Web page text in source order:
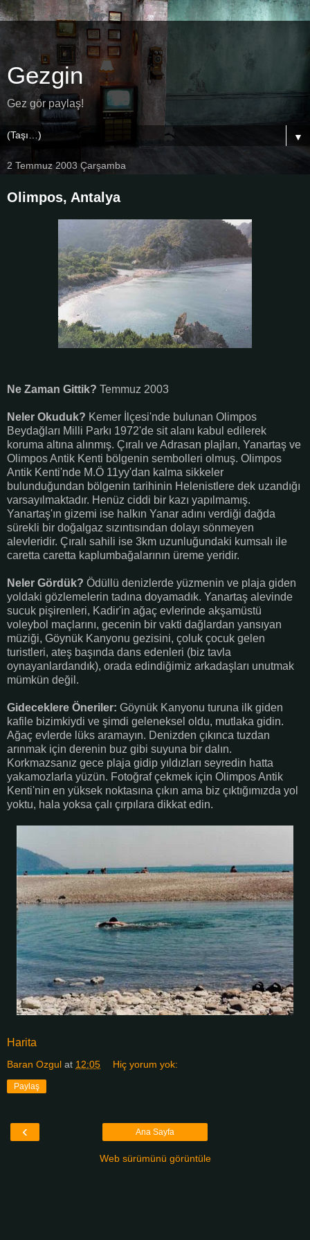
Gezgin
Gez gör paylaş!
▼
2 Temmuz 2003 Çarşamba
Olimpos, Antalya
Ne Zaman Gittik? Temmuz 2003
Neler Okuduk? Kemer İlçesi'nde bulunan Olimpos
Beydağları Milli Parkı 1972'de sit alanı kabul edilerek
koruma altına alınmış. Çıralı ve Adrasan plajları, Yanartaş ve
Olimpos Antik Kenti bölgenin sembolleri olmuş. Olimpos
Antik Kenti'nde M.Ö 11yy'dan kalma sikkeler
bulunduğundan bölgenin tarihinin Helenistlere dek uzandığı
varsayılmaktadır. Henüz ciddi bir kazı yapılmamış.
Yanartaş'ın gizemi ise halkın Yanar adını verdiği dağda
sürekli bir doğalgaz sızıntısından dolayı sönmeyen
alevleridir. Çıralı sahili ise 3km uzunluğundaki kumsalı ile
caretta caretta kaplumbağalarının üreme yeridir.
Neler Gördük? Ödüllü denizlerde yüzmenin ve plaja giden
yoldaki gözlemelerin tadına doyamadık. Yanartaş alevinde
sucuk pişirenleri, Kadir'in ağaç evlerinde akşamüstü
voleybol maçlarını, gecenin bir vakti dağlardan yansıyan
müziği, Göynük Kanyonu gezisini, çoluk çocuk gelen
turistleri, ateş başında dans edenleri (biz tavla
oynayanlardandık), orada edindiğimiz arkadaşları unutmak
mümkün değil.
Gideceklere Öneriler: Göynük Kanyonu turuna ilk giden
kafile bizimkiydi ve şimdi geleneksel oldu, mutlaka gidin.
Ağaç evlerde lüks aramayın. Denizden çıkınca tuzdan
arınmak için derenin buz gibi suyuna bir dalın.
Korkmazsanız gece plaja gidip yıldızları seyredin hatta
yakamozlarla yüzün. Fotoğraf çekmek için Olimpos Antik
Kenti'nin en yüksek noktasına çıkın ama biz çıktığımızda yol
yoktu, hala yoksa çalı çırpılara dikkat edin.
Harita
Baran Ozgul at 12:05 Hiç yorum yok:
Paylaş
‹ Ana Sayfa
Web sürümünü görüntüle